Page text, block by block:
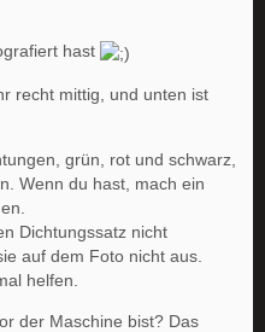
hast
recht mittig, und unten ist
grün, rot und schwarz,
Wenn du hast, mach ein
Dichtungssatz nicht
auf dem Foto nicht aus.
helfen.
der Maschine bist? Das